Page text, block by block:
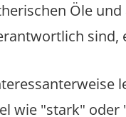
Öle
sind,
wie "stark" oder